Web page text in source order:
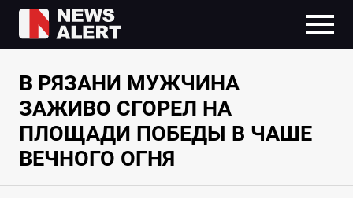
В РЯЗАНИ МУЖЧИНА
ЗАЖИВО СГОРЕЛ НА
ПЛОЩАДИ ПОБЕДЫ В ЧАШЕ
ВЕЧНОГО ОГНЯ